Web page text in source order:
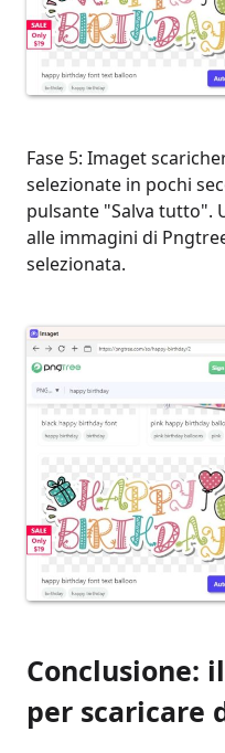
Fase 5: Imaget
selezionate in pochi
pulsante "Salva tutto".
alle immagini di
selezionata.
Conclusione:
per scaricare